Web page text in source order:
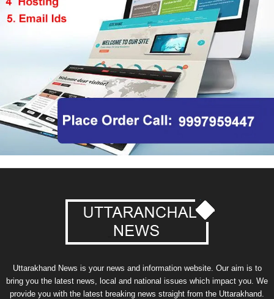
Uttarakhand News is your news and information website. Our aim is to
bring you the latest news, local and national issues which impact you. We
provide you with the latest breaking news straight from the Uttarakhand.